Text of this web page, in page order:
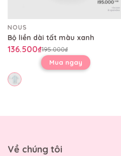
NOUS
Bộ liền dài tất màu xanh
136.500₫195.000₫
Mua ngay
Về chúng tôi